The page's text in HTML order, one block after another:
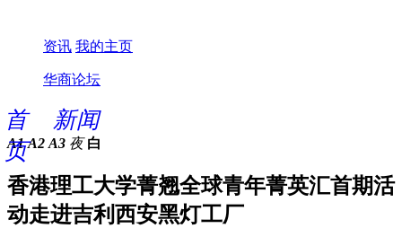
资讯 我的主页
华商论坛
首
页
新闻
A1 A2 A3 夜 白
香港理工大学菁翘全球青年菁英汇首期活
动走进吉利西安黑灯工厂